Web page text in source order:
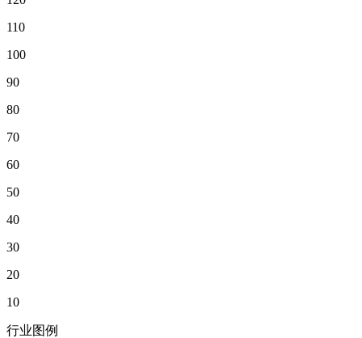
110
100
90
80
70
60
50
40
30
20
10
行业图例